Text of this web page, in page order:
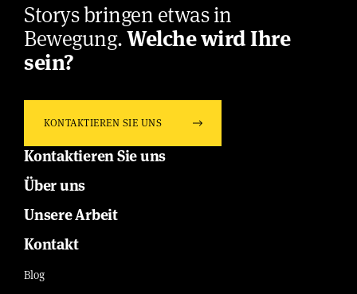
Storys bringen etwas in
Bewegung.Welche wird Ihre
sein?
KONTAKTIEREN SIE UNS
Kontaktieren Sie uns
Über uns
Unsere Arbeit
Kontakt
Blog